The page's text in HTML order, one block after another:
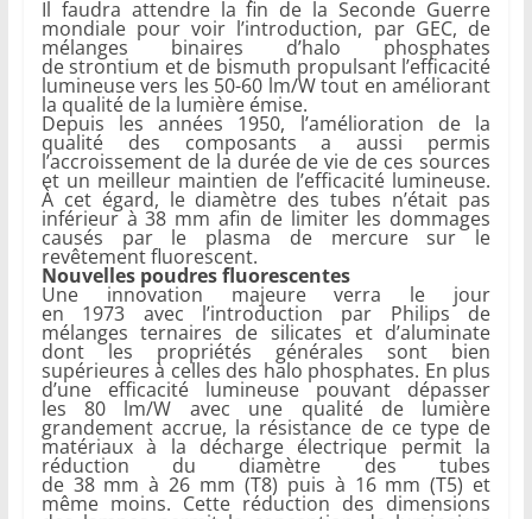
Il faudra attendre la fin de la Seconde Guerre
mondiale pour voir l’introduction, par GEC, de
mélanges binaires d’halo phosphates
de strontium et de bismuth propulsant l’efficacité
lumineuse vers les 50-60 lm/W tout en améliorant
la qualité de la lumière émise.
Depuis les années 1950, l’amélioration de la
qualité des composants a aussi permis
l’accroissement de la durée de vie de ces sources
et un meilleur maintien de l’efficacité lumineuse.
À cet égard, le diamètre des tubes n’était pas
inférieur à 38 mm afin de limiter les dommages
causés par le plasma de mercure sur le
revêtement fluorescent.
Nouvelles poudres fluorescentes
Une innovation majeure verra le jour
en 1973 avec l’introduction par Philips de
mélanges ternaires de silicates et d’aluminate
dont les propriétés générales sont bien
supérieures à celles des halo phosphates. En plus
d’une efficacité lumineuse pouvant dépasser
les 80 lm/W avec une qualité de lumière
grandement accrue, la résistance de ce type de
matériaux à la décharge électrique permit la
réduction du diamètre des tubes
de 38 mm à 26 mm (T8) puis à 16 mm (T5) et
même moins. Cette réduction des dimensions